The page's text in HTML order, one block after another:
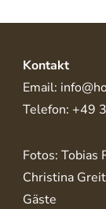
Kontakt
Email:
Telefon: +49
Fotos: Tobias
Christina
Gäste